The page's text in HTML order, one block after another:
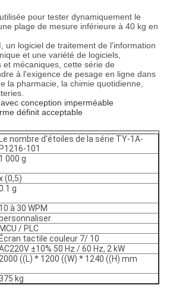
pour tester dynamiquement le
plage de mesure inférieure à 40 kg en
un logiciel de traitement de l'information
et une variété de logiciels,
mécaniques, cette série de
à l'exigence de pesage en ligne dans
la pharmacie, la chimie quotidienne,
conception imperméable
définit acceptable
Le nombre d'étoiles de la série TY-1A-
P1216-101
1 000 g
(0,5)
g
10 à 30 WPM
MCU / PLC
Écran tactile couleur 7/ 10
±10% 50 Hz / 60 Hz, 2 kW
((L) * 1200 ((W) * 1240 ((H) mm
375 kg